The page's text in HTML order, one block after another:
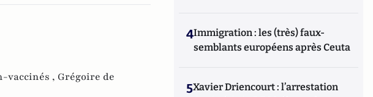
vaccinés , Grégoire de
4Immigration : les (très) faux-
semblants européens après Ceuta
5Xavier Driencourt : l’arrestation